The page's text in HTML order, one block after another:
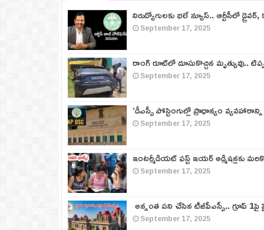
నిరుద్యోగులకు భలే న్యూస్.. ఆర్టీసీలో
September 17, 2025
రాంగ్ రూట్‌లో దూసుకొచ్చిన మృత్యువు..
September 17, 2025
‘డీఎస్సీ పోస్టింగుల్లో ప్రాధాన్యం
September 17, 2025
ఇంటర్మీడియట్ ఫస్ట్‌ ఇయర్‌ అడ్మిషన్లకు
September 17, 2025
అన్నంత పని చేసిన టీజీపీఎస్సీ.. గ్రూప్‌
September 17, 2025